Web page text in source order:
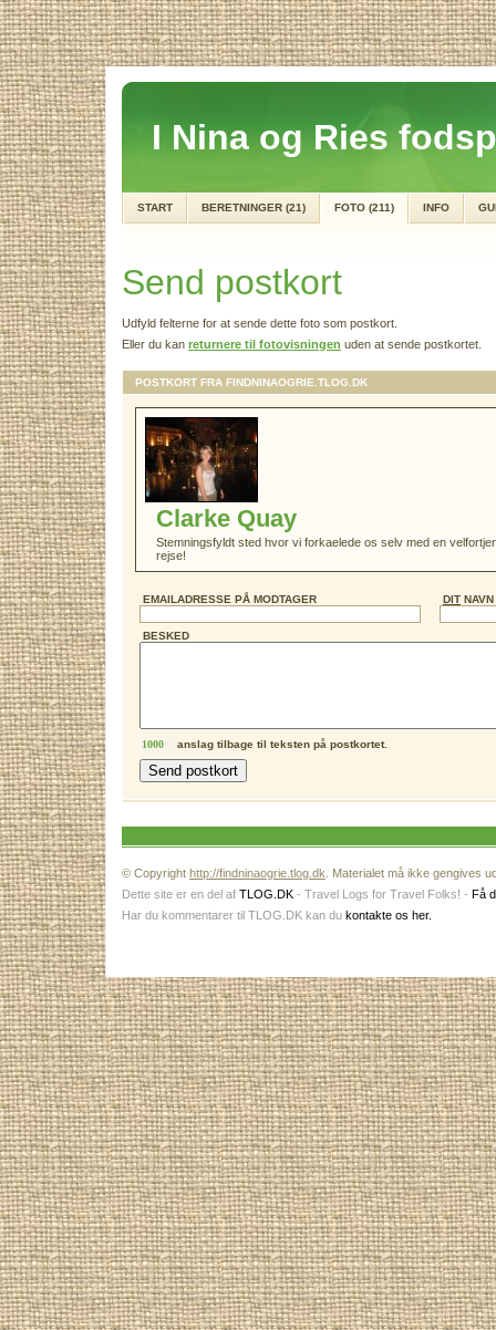
I Nina og Ries
START BERETNINGER (21) FOTO (211) INFO
Send postkort
Udfyld felterne for at sende dette foto som postkort.
Eller du kan returnere til fotovisningen uden at sende postkortet.
POSTKORT FRA FINDNINAOGRIE.TLOG.DK
Clarke Quay
Stemningsfyldt sted hvor vi forkaelede os selv med en
rejse!
EMAILADRESSE PÅ MODTAGER DIT NAVN
BESKED
anslag tilbage til teksten på postkortet.
© Copyright http://findninaogrie.tlog.dk . Materialet må ikke gengives
Dette site er en del af TLOG.DK - Travel Logs for Travel Folks! - Få
Har du kommentarer til TLOG.DK kan du kontakte os her.